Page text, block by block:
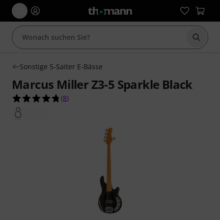
Suche
Sonstige 5-Saiter E-Bässe
Marcus Miller Z3-5 Sparkle Black
4.8 von 5 Sternen aus 8 Kundenbewertungen
(8)